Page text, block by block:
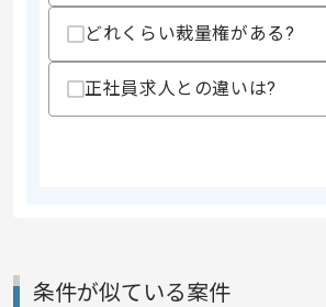
スキル
求めるスキル
・Webアプリケ
・TypeScriptを
・生成AIを用い
歓迎スキル
・Reactを用い
・Ruby on
スキルに不安があ
どれくらい裁量権がある?
正社員求人との違いは?
条件が似ている案件